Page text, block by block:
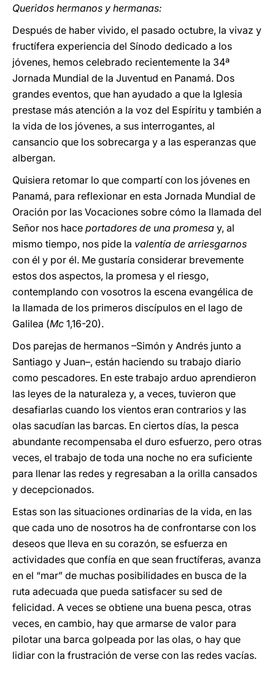
Queridos hermanos y hermanas:
Después de haber vivido, el pasado octubre, la vivaz y
fructífera experiencia del Sínodo dedicado a los
jóvenes, hemos celebrado recientemente la 34ª
Jornada Mundial de la Juventud en Panamá. Dos
grandes eventos, que han ayudado a que la Iglesia
prestase más atención a la voz del Espíritu y también a
la vida de los jóvenes, a sus interrogantes, al
cansancio que los sobrecarga y a las esperanzas que
albergan.
Quisiera retomar lo que compartí con los jóvenes en
Panamá, para reflexionar en esta Jornada Mundial de
Oración por las Vocaciones sobre cómo la llamada del
Señor nos hace portadores de una promesa y, al
mismo tiempo, nos pide la valentía de arriesgarnos
con él y por él. Me gustaría considerar brevemente
estos dos aspectos, la promesa y el riesgo,
contemplando con vosotros la escena evangélica de
la llamada de los primeros discípulos en el lago de
Galilea (Mc 1,16-20).
Dos parejas de hermanos –Simón y Andrés junto a
Santiago y Juan–, están haciendo su trabajo diario
como pescadores. En este trabajo arduo aprendieron
las leyes de la naturaleza y, a veces, tuvieron que
desafiarlas cuando los vientos eran contrarios y las
olas sacudían las barcas. En ciertos días, la pesca
abundante recompensaba el duro esfuerzo, pero otras
veces, el trabajo de toda una noche no era suficiente
para llenar las redes y regresaban a la orilla cansados
y decepcionados.
Estas son las situaciones ordinarias de la vida, en las
que cada uno de nosotros ha de confrontarse con los
deseos que lleva en su corazón, se esfuerza en
actividades que confía en que sean fructíferas, avanza
en el “mar” de muchas posibilidades en busca de la
ruta adecuada que pueda satisfacer su sed de
felicidad. A veces se obtiene una buena pesca, otras
veces, en cambio, hay que armarse de valor para
pilotar una barca golpeada por las olas, o hay que
lidiar con la frustración de verse con las redes vacías.